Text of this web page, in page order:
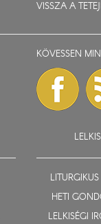
VISSZA A
KÖVESSEN
HETI
LELKISÉGI